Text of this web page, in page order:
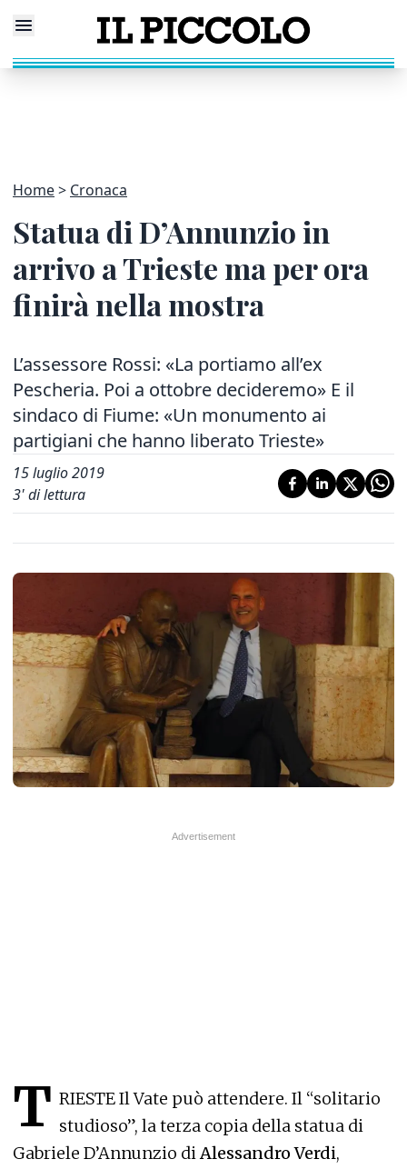
Home Cronaca
Statua di D’Annunzio in
arrivo a Trieste ma per ora
finirà nella mostra
L’assessore Rossi: «La portiamo all’ex
Pescheria. Poi a ottobre decideremo» E il
sindaco di Fiume: «Un monumento ai
partigiani che hanno liberato Trieste»
15 luglio 2019
3' di lettura
T RIESTE Il Vate può attendere. Il “solitario
studioso”, la terza copia della statua di
Gabriele D’Annunzio diAlessandro Verdi,